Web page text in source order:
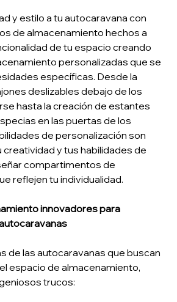
y estilo a tu autocaravana con
de almacenamiento hechos a
de tu espacio creando
personalizadas que se
específicas. Desde la
deslizables debajo de los
hasta la creación de estantes
en las puertas de los
de personalización son
creatividad y tus habilidades de
compartimentos de
reflejen tu individualidad.
innovadores para
de las autocaravanas que buscan
espacio de almacenamiento,
trucos: